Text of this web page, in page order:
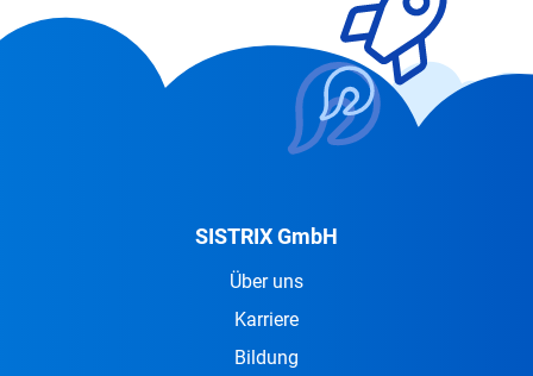
SISTRIX GmbH
Über uns
Karriere
Bildung